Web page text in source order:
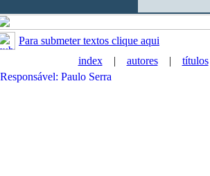
Para submeter textos clique aqui
index| autores| títulos